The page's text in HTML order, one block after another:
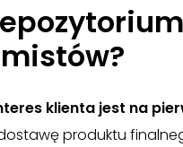
klienta jest na
produktu